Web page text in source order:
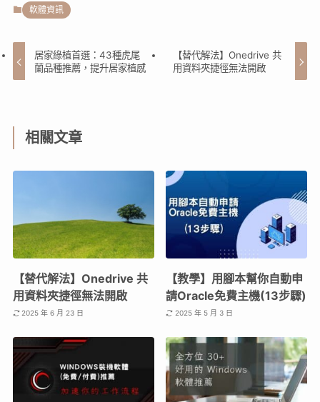
軟體資訊
居家綠植首選：43種虎尾
蘭品種推薦，提升居家植感
【替代解法】Onedrive 共
用資料夾捷徑無法開啟
相關文章
【替代解法】Onedrive 共
用資料夾捷徑無法開啟
2025 年 6 月 23 日
【教學】用腳本幫你自動申
請Oracle免費主機(13步驟)
2025 年 5 月 3 日